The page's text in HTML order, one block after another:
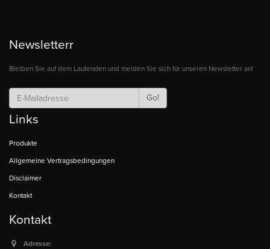
Newsletterr
Bleiben Sie auf dem Laufenden und melden Sie sich für unseren Newsletter an!
Go!
Links
Produkte
Allgemeine Vertragsbedingungen
Disclaimer
Kontakt
Kontakt
Adresse: